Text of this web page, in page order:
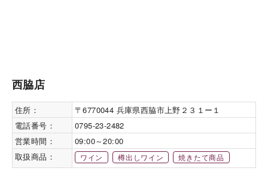
西脇店
住所：
〒6770044 兵庫県西脇市上野２３１ー１
電話番号：
0795-23-2482
営業時間：
09:00～20:00
取扱商品：
ワイン 樽出しワイン 焼きたて商品